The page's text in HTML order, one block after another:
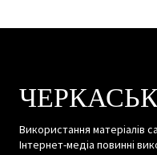
Використання матеріалів
Інтернет-медіа повинні